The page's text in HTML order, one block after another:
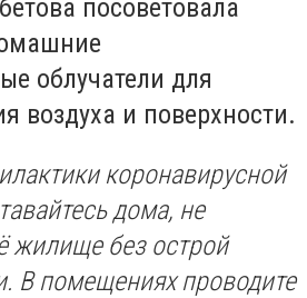
посоветовала
облучатели для
воздуха и поверхности.
коронавирусной
дома, не
жилище без острой
В помещениях проводите